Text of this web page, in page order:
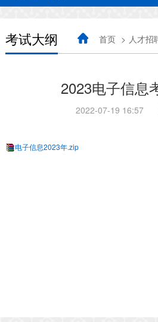
考试大纲 首页 > 人才招
2023电子信息
2022-07-19 16:57
电子信息2023年.zip